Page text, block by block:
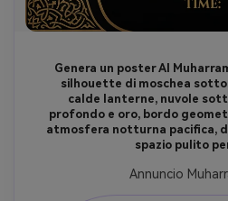
Genera un poster AI
silhouette di moschea
calde lanterne, nuvole
profondo e oro, bordo
atmosfera notturna pacifica,
spazio pulito
Annuncio